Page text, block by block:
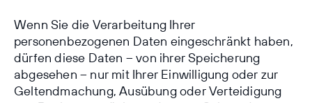
Wenn Sie die Verarbeitung Ihrer
personenbezogenen Daten eingeschränkt haben,
dürfen diese Daten – von ihrer Speicherung
abgesehen – nur mit Ihrer Einwilligung oder zur
Geltendmachung, Ausübung oder Verteidigung